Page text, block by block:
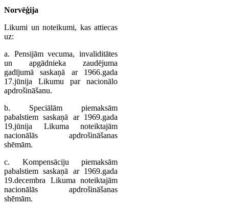
Norvēģija
Likumi un noteikumi, kas attiecas
uz:
a. Pensijām vecuma, invaliditātes
un apgādnieka zaudējuma
gadījumā saskaņā ar 1966.gada
17.jūnija Likumu par nacionālo
apdrošināšanu.
b. Speciālām piemaksām
pabalstiem saskaņā ar 1969.gada
19.jūnija Likuma noteiktajām
nacionālās apdrošināšanas
shēmām.
c. Kompensāciju piemaksām
pabalstiem saskaņā ar 1969.gada
19.decembra Likuma noteiktajām
nacionālās apdrošināšanas
shēmām.